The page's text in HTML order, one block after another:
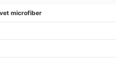
microfiber